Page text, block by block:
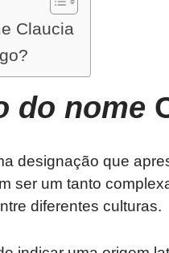
Claucia
do nome
designação que
ser um tanto
diferentes culturas.